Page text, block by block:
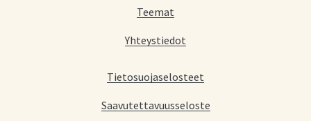
Teemat
Yhteystiedot
Tietosuojaselosteet
Saavutettavuusseloste